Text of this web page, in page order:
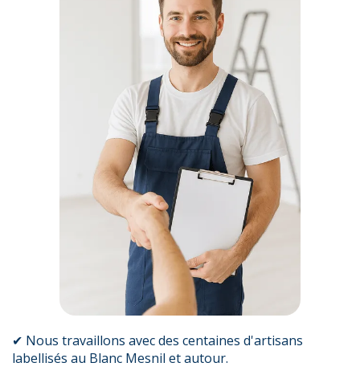
✔ Nous travaillons avec des centaines d'artisans
labellisés au Blanc Mesnil et autour.